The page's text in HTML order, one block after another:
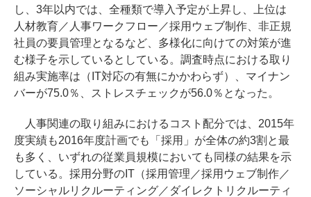
し、3年以内では、全種類で導入予定が上昇し、上位は
人材教育／人事ワークフロー／採用ウェブ制作、非正規
社員の要員管理となるなど、多様化に向けての対策が進
む様子を示しているとしている。調査時点における取り
組み実施率は（IT対応の有無にかかわらず）、マイナン
バーが75.0％、ストレスチェックが56.0％となった。
人事関連の取り組みにおけるコスト配分では、2015年
度実績も2016年度計画でも「採用」が全体の約3割と最
も多く、いずれの従業員規模においても同様の結果を示
している。採用分野のIT（採用管理／採用ウェブ制作／
ソーシャルリクルーティング／ダイレクトリクルーティ